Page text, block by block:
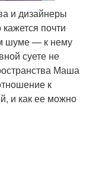
и дизайнеры
почти
шуме — к нему
суете не
Маша
к
и как ее можно